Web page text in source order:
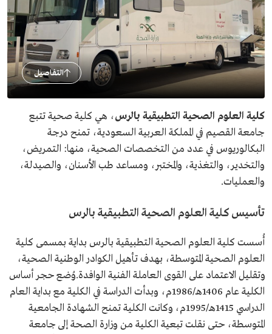
التفاصيل
كلية العلوم الصحية التطبيقية بالرس، هي كلية صحية تتبع
جامعة القصيم في المملكة العربية السعودية، تمنح درجة
البكالوريوس في عدد من التخصصات الصحية، منها: التمريض،
والتخدير، والتغذية، والمختبر، ومساعد طب الأسنان، والصيدلة،
والعمليات.
تأسيس كلية العلوم الصحية التطبيقية بالرس
أُسست كلية العلوم الصحية التطبيقية بالرس بداية بمسمى كلية
العلوم الصحية المتوسطة، بهدف تأهيل الكوادر الوطنية الصحية،
وتقليل الاعتماد على القوى العاملة الفنية الوافدة.وُضع حجر أساس
الكلية عام 1406هـ/1986م، وبدأت الدراسة في الكلية مع بداية العام
الدراسي 1415هـ/1995م، وكانت الكلية تمنح الشهادة الجامعية
المتوسطة، حتى نقلت تبعية الكلية من وزارة الصحة إلى جامعة